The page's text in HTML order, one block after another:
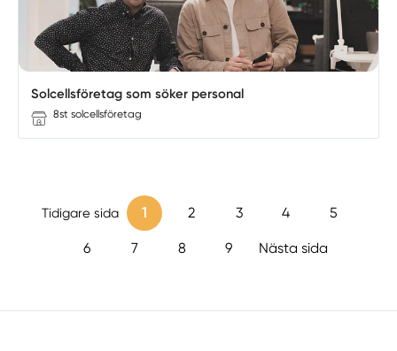
Solcellsföretag som söker personal
8st solcellsföretag
Tidigare sida 1 2 3 4 5
6 7 8 9 Nästa sida